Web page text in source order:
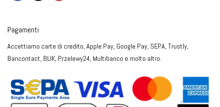
Pagamenti
Accettiamo carte di credito, Apple Pay, Google Pay, SEPA, Trustly,
Bancontact, BLIK, Przelewy24, Multibanco e molto altro.